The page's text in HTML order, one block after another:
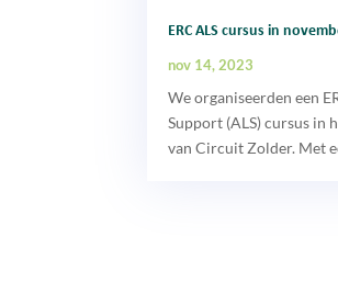
ERC ALS cursus in
nov 14, 2023
We organiseerden een
Support (ALS) cursus in
van Circuit Zolder. Met